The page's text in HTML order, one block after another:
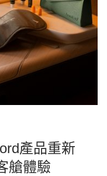
產品重新
艙體驗